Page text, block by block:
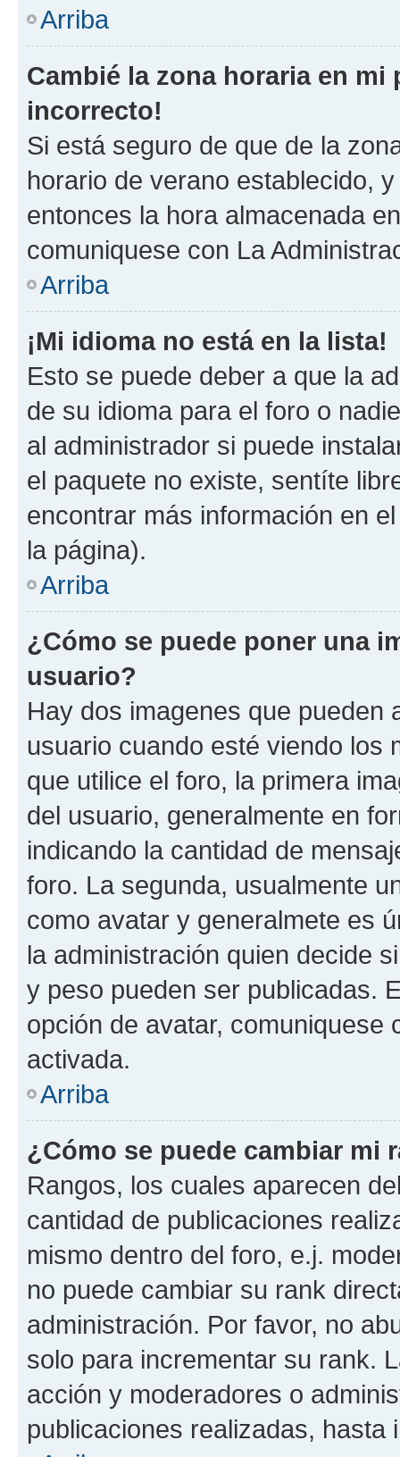
Arriba
Cambié la zona horaria en
incorrecto!
Si está seguro de que de la
horario de verano establecido,
entonces la hora almacenada
comuniquese con La
Arriba
¡Mi idioma no está en la lista!
Esto se puede deber a que la
de su idioma para el foro o
al administrador si puede
el paquete no existe, sentíte
encontrar más información en
la página).
Arriba
¿Cómo se puede poner una
usuario?
Hay dos imagenes que pueden
usuario cuando esté viendo los
que utilice el foro, la primera
del usuario, generalmente en
indicando la cantidad de
foro. La segunda, usualmente
como avatar y generalmete es
la administración quien decide
y peso pueden ser publicadas.
opción de avatar, comuniquese
activada.
Arriba
¿Cómo se puede cambiar mi
Rangos, los cuales aparecen
cantidad de publicaciones
mismo dentro del foro, e.j.
no puede cambiar su rank
administración. Por favor, no
solo para incrementar su rank.
acción y moderadores o
publicaciones realizadas, hasta